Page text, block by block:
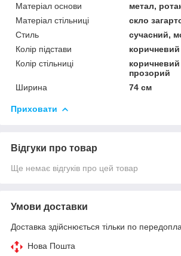
Матеріал основи
метал,
Матеріал стільниці
скло
Стиль
сучасний,
Колір підстави
Колір стільниці
прозорий
Ширина
74 см
Приховати
Відгуки про товар
Ще немає відгуків про цей товар
Умови доставки
Доставка здійснюється тільки по
Нова Пошта